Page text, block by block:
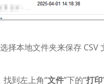
择本地文件夹来保存 CSV
到左上角“文件”下的“打印